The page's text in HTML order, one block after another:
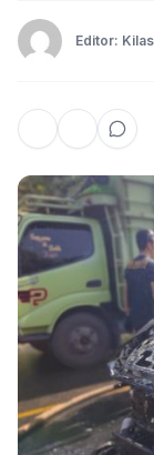
Editor: